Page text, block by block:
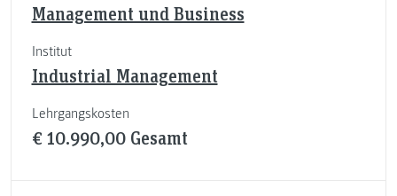
Management und Business
Institut
Industrial Management
Lehrgangskosten
€ 10.990,00 Gesamt